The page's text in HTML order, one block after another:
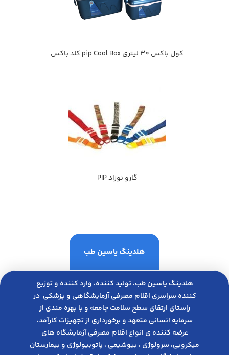
كول باكس 30 ليتري pip Cool Box كلد باكس
گارو نوزاد PIP
هلدینگ یاسین طب
هلدینگ یاسین طب، تولید کننده، وارد کننده و توزیع
کننده سراسری اقلام مصرفی آزمایشگاهی و پزشکی در
راﺳﺘﺎی ارﺗﻘﺎی ﺳﻄﺢ ﺳﻼﻣﺖ ﺟﺎﻣﻌﻪ و ﺑﺎ ﺑﻬﺮه ﻣﻨﺪی از
ﺳﺮﻣﺎﯾﻪ انسانی متعهد و ﺑﺮﺧﻮرداری از ﺗﺠﻬﯿﺰات ﮐﺎرآﻣﺪ،
عرضه کننده ی انواع اﻗﻼم مصرفی آزﻣﺎﯾﺸﮕﺎه های
میکروبی، ﺳﺮوﻟﻮژی ، ﺑﯿﻮﺷﯿﻤﯽ ، پاتوبیولوژی و بیمارستان